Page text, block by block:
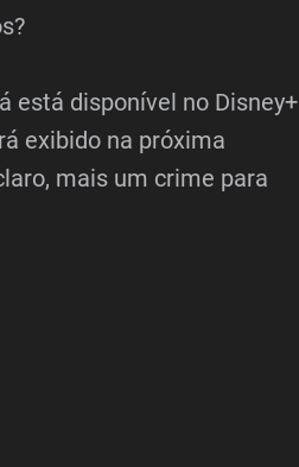
está disponível no Disney+
exibido na próxima
mais um crime para